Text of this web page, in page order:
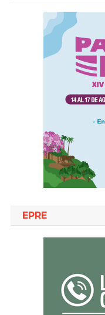
EPRE